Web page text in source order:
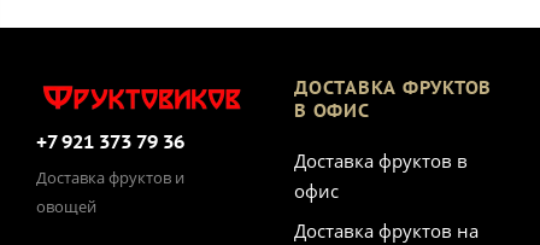
+7 921 373 79 36
Доставка фруктов и
овощей
ДОСТАВКА ФРУКТОВ
В ОФИС
Доставка фруктов в
офис
Доставка фруктов на